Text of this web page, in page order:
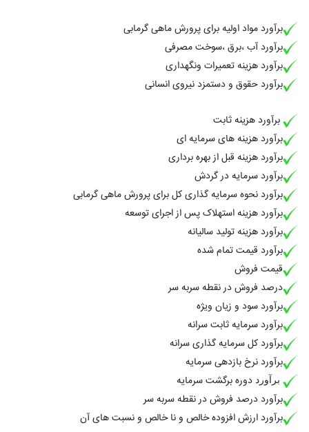
برآورد مواد اولیه برایپرورش ماهی گرمابی
برآورد آب ،برق ،سوخت مصرفی
برآورد هزینه تعمیرات ونگهداری
برآورد حقوق و دستمزد نیروی انسانی
برآورد هزینه ثابت
برآورد هزینه های سرمایه ای
برآورد هزینه قبل از بهره برداری
برآورد سرمایه در گردش
برآورد نحوه سرمایه گذاری کل برایپرورش ماهی گرمابی
برآورد هزینه استهلاک پس از اجرای توسعه
برآورد هزینه تولید سالیانه
برآورد قیمت تمام شده
قیمت فروش
درصد فروش در نقطه سربه سر
برآورد سود و زیان ویژه
برآورد سرمایه ثابت سرانه
برآورد کل سرمایه گذاری سرانه
برآورد نرخ بازدهی سرمایه
برآورد دوره برگشت سرمایه
برآورد درصد فروش در نقطه سربه سر
برآورد ارزش افزوده خالص و نا خالص و نسبت های آن